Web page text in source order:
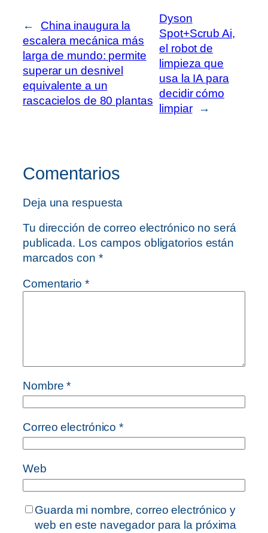
←
China inaugura la
escalera mecánica más
larga de mundo: permite
superar un desnivel
equivalente a un
rascacielos de 80 plantas
Dyson
Spot+Scrub Ai,
el robot de
limpieza que
usa la IA para
decidir cómo
limpiar
→
Comentarios
Deja una respuesta
Tu dirección de correo electrónico no será
publicada. Los campos obligatorios están
marcados con *
Comentario *
Nombre*
Correo electrónico*
Web
Guarda mi nombre, correo electrónico y
web en este navegador para la próxima